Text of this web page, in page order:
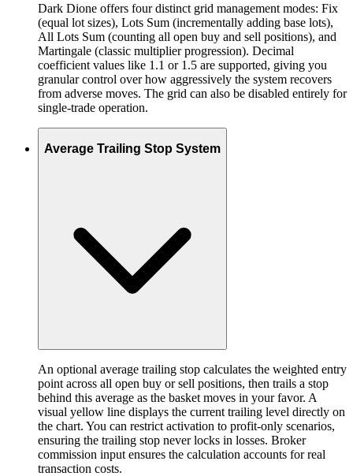
Dark Dione offers four distinct grid management modes: Fix
(equal lot sizes), Lots Sum (incrementally adding base lots),
All Lots Sum (counting all open buy and sell positions), and
Martingale (classic multiplier progression). Decimal
coefficient values like 1.1 or 1.5 are supported, giving you
granular control over how aggressively the system recovers
from adverse moves. The grid can also be disabled entirely for
single-trade operation.
Average Trailing Stop System
An optional average trailing stop calculates the weighted entry
point across all open buy or sell positions, then trails a stop
behind this average as the basket moves in your favor. A
visual yellow line displays the current trailing level directly on
the chart. You can restrict activation to profit-only scenarios,
ensuring the trailing stop never locks in losses. Broker
commission input ensures the calculation accounts for real
transaction costs.